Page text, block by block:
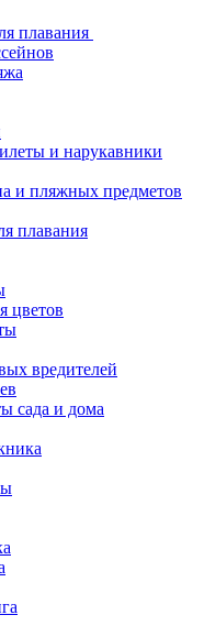
плавания
и нарукавники
и пляжных предметов
плавания
цветов
вредителей
сада и дома